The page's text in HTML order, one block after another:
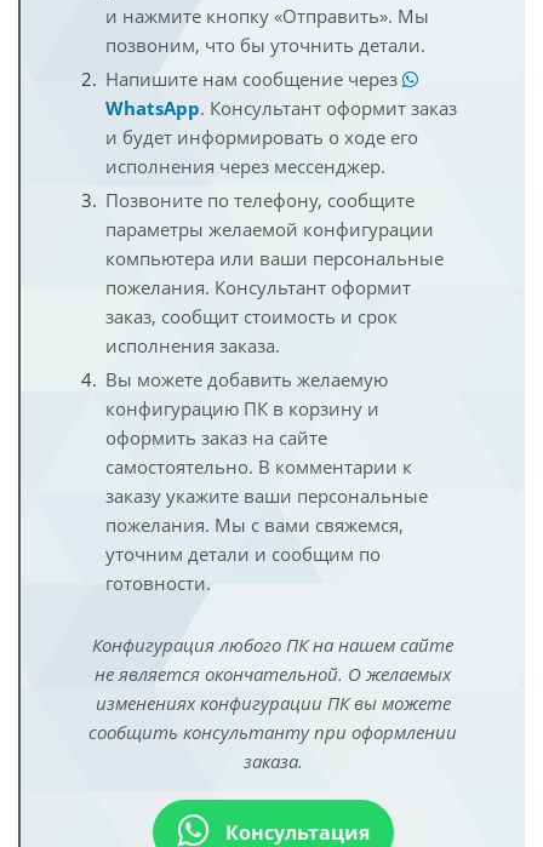
и нажмите кнопку «Отправить». Мы
позвоним, что бы уточнить детали.
Напишите нам сообщение через
WhatsApp. Консультант оформит заказ
и будет информировать о ходе его
исполнения через мессенджер.
Позвоните по телефону, сообщите
параметры желаемой конфигурации
компьютера или ваши персональные
пожелания. Консультант оформит
заказ, сообщит стоимость и срок
исполнения заказа.
Вы можете добавить желаемую
конфигурацию ПК в корзину и
оформить заказ на сайте
самостоятельно. В комментарии к
заказу укажите ваши персональные
пожелания. Мы с вами свяжемся,
уточним детали и сообщим по
готовности.
Конфигурация любого ПК на нашем сайте
не является окончательной. О желаемых
изменениях конфигурации ПК вы можете
сообщить консультанту при оформлении
заказа.
Консультация